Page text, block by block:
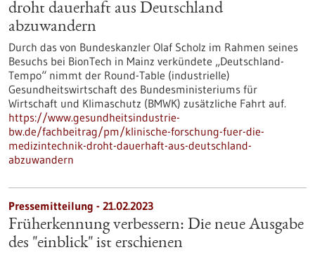
droht dauerhaft aus Deutschland
abzuwandern
Durch das von Bundeskanzler Olaf Scholz im Rahmen seines
Besuchs bei BionTech in Mainz verkündete „Deutschland-
Tempo“ nimmt der Round-Table (industrielle)
Gesundheitswirtschaft des Bundesministeriums für
Wirtschaft und Klimaschutz (BMWK) zusätzliche Fahrt auf.
https://www.gesundheitsindustrie-
bw.de/fachbeitrag/pm/klinische-forschung-fuer-die-
medizintechnik-droht-dauerhaft-aus-deutschland-
abzuwandern
Pressemitteilung - 21.02.2023
Früherkennung verbessern: Die neue Ausgabe
des "einblick" ist erschienen